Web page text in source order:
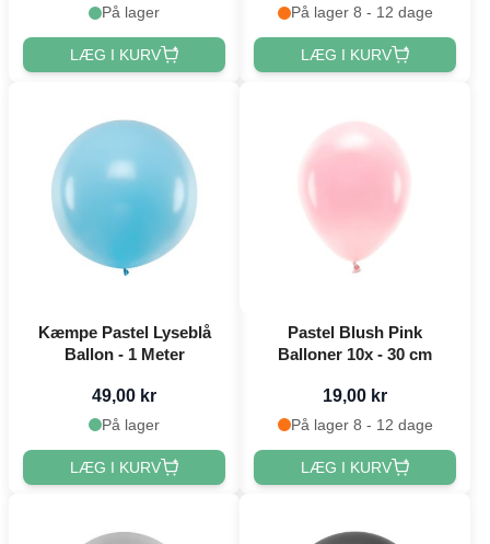
På lager
LÆG I KURV
På lager 8 - 12 dage
LÆG I KURV
Kæmpe Pastel Lyseblå
Ballon - 1 Meter
49,00 kr
På lager
LÆG I KURV
Pastel Blush Pink
Balloner 10x - 30 cm
19,00 kr
På lager 8 - 12 dage
LÆG I KURV